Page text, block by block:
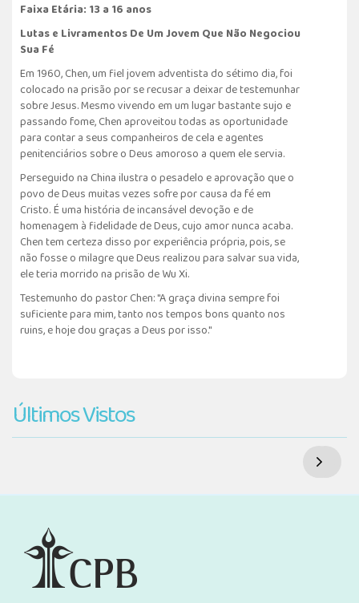
Faixa Etária: 13 a 16 anos
Lutas e Livramentos De Um Jovem Que Não Negociou
Sua Fé
Em 1960, Chen, um fiel jovem adventista do sétimo dia, foi
colocado na prisão por se recusar a deixar de testemunhar
sobre Jesus. Mesmo vivendo em um lugar bastante sujo e
passando fome, Chen aproveitou todas as oportunidade
para contar a seus companheiros de cela e agentes
penitenciários sobre o Deus amoroso a quem ele servia.
Perseguido na China ilustra o pesadelo e aprovação que o
povo de Deus muitas vezes sofre por causa da fé em
Cristo. É uma história de incansável devoção e de
homenagem à fidelidade de Deus, cujo amor nunca acaba.
Chen tem certeza disso por experiência própria, pois, se
não fosse o milagre que Deus realizou para salvar sua vida,
ele teria morrido na prisão de Wu Xi.
Testemunho do pastor Chen: "A graça divina sempre foi
suficiente para mim, tanto nos tempos bons quanto nos
ruins, e hoje dou graças a Deus por isso."
Últimos Vistos